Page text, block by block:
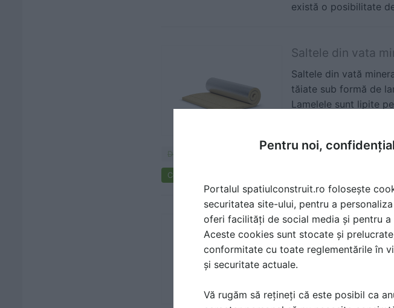
există o posibilitate
Documentaţii
Cere ofertă de preț
Saltele din vata
Saltele din vată
tăiate sub formă de
Lamelele sunt lipite
distribuţie a căldurii:
şi alte suprafeţe
Saltele lamelare
Saltele lamelare din
aluminiu armată cu
Fixarea produsului
sau folosind adeziv
termoizolarea
Pentru noi,
Portalul spatiulconstruit.ro folosește
securitatea site-ului, pentru a
oferi facilități de social media și pentru
Aceste cookies sunt stocate și
conformitate cu toate reglementările în
și securitate actuale.
Vă rugăm să rețineți că este posibil ca